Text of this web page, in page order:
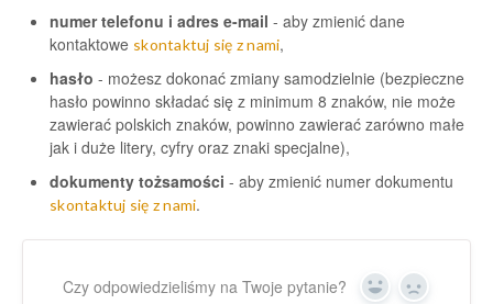
numer telefonu i adres e-mail - aby zmienić dane
kontaktowe skontaktuj się z nami,
hasło - możesz dokonać zmiany samodzielnie (bezpieczne
hasło powinno składać się z minimum 8 znaków, nie może
zawierać polskich znaków, powinno zawierać zarówno małe
jak i duże litery, cyfry oraz znaki specjalne),
dokumenty tożsamości - aby zmienić numer dokumentu
skontaktuj się z nami.
Czy odpowiedzieliśmy na Twoje pytanie? Yes No